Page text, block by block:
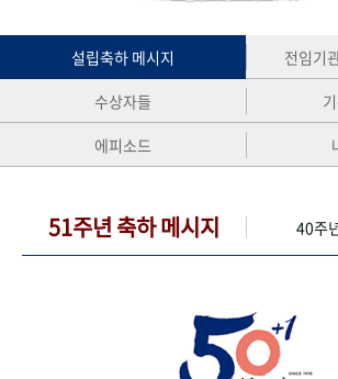
VR 역사관
설립축하 메시지
전임기
수상자들
에피소드
51주년 축하 메시지 40주